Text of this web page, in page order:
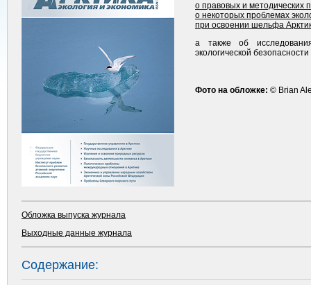
о правовых и методических
о некоторых проблемах
при освоении шельфа
а также об
экологической
Фото на обложке: © Brian
Обложка выпуска журнала
Выходные данные журнала
Содержание: